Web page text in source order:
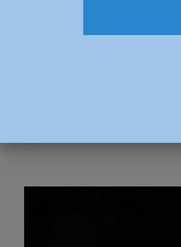
Alluvione